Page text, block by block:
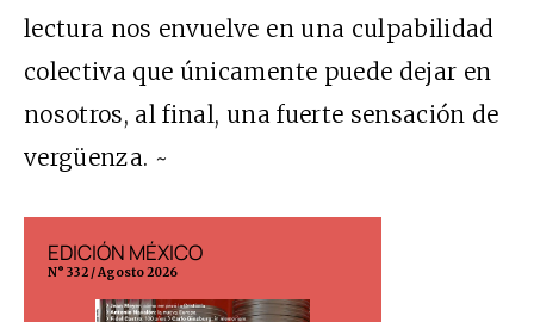
lectura nos envuelve en una culpabilidad
colectiva que únicamente puede dejar en
nosotros, al final, una fuerte sensación de
vergüenza. ~
EDICIÓN MÉXICO
N° 332 / Agosto 2026